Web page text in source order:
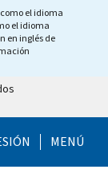
el idioma
el idioma
en inglés de
Mobile
MENÚ